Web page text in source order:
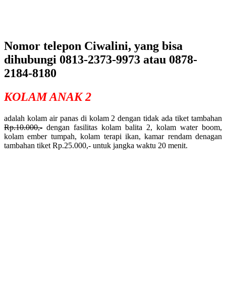
Nomor telepon Ciwalini, yang bisa
dihubungi 0813-2373-9973 atau 0878-
2184-8180
KOLAM ANAK 2
adalah kolam air panas di kolam 2 dengan tidak ada tiket tambahan
Rp.10.000,- dengan fasilitas kolam balita 2, kolam water boom,
kolam ember tumpah, kolam terapi ikan, kamar rendam denagan
tambahan tiket Rp.25.000,- untuk jangka waktu 20 menit.